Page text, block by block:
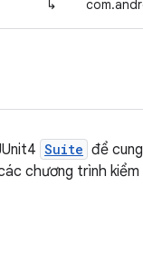
↳
Suite để
chương trình